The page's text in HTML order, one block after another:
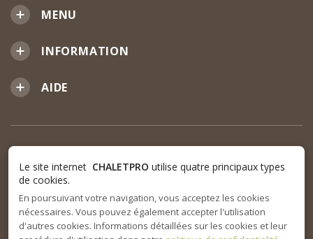
MENU
INFORMATION
AIDE
Le site internet CHALETPRO utilise quatre principaux types
de cookies.
En poursuivant votre navigation, vous acceptez les cookies
nécessaires. Vous pouvez également accepter l'utilisation
d'autres cookies. Informations détaillées sur les cookies et leur